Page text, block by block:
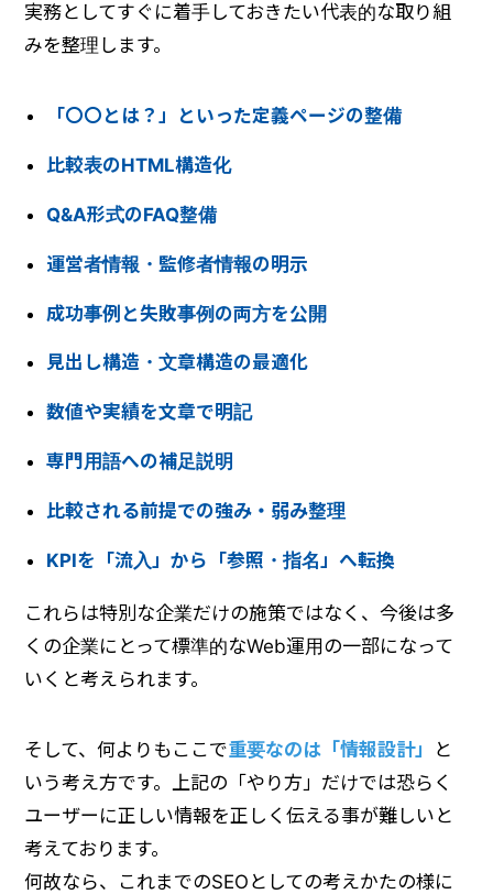
実務としてすぐに着手しておきたい代表的な取り組
みを整理します。
「〇〇とは？」といった定義ページの整備
比較表のHTML構造化
Q&A形式のFAQ整備
運営者情報・監修者情報の明示
成功事例と失敗事例の両方を公開
見出し構造・文章構造の最適化
数値や実績を文章で明記
専門用語への補足説明
比較される前提での強み・弱み整理
KPIを「流入」から「参照・指名」へ転換
これらは特別な企業だけの施策ではなく、今後は多
くの企業にとって標準的なWeb運用の一部になって
いくと考えられます。
そして、何よりもここで重要なのは「情報設計」
と
いう考え方です。上記の「やり方」だけでは恐らく
ユーザーに正しい情報を正しく伝える事が難しいと
考えております。
何故なら、これまでのSEOとしての考えかたの様に